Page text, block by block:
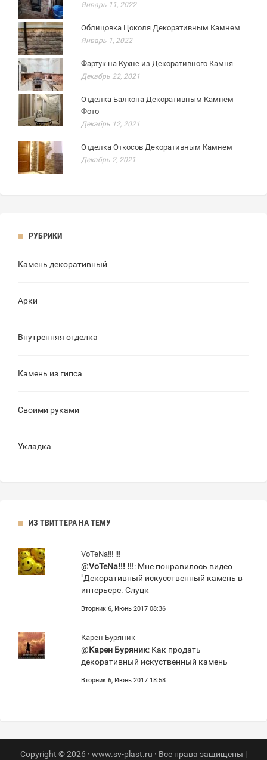
Январь 11, 2022
Облицовка Цоколя Декоративным Камнем
Январь 1, 2022
Фартук на Кухне из Декоративного Камня
Декабрь 22, 2021
Отделка Балкона Декоративным Камнем
Фото
Декабрь 12, 2021
Отделка Откосов Декоративным Камнем
Декабрь 2, 2021
РУБРИКИ
Камень декоративный
Арки
Внутренняя отделка
Камень из гипса
Своими руками
Укладка
ИЗ ТВИТТЕРА НА ТЕМУ
VoTeNa!!! !!!
@VoTeNa!!! !!!: Мне понравилось видео
"Декоративный искусственный камень в
интерьере. Слуцк
Вторник 6, Июнь 2017 08:36
Карен Буряник
@Карен Буряник: Как продать
декоративный искуственный камень
Вторник 6, Июнь 2017 18:58
Copyright © 2026 · www.sv-plast.ru · Все права защищены |